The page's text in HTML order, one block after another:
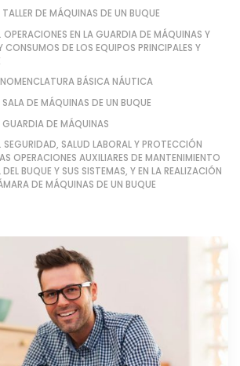
DE MÁQUINAS DE UN BUQUE
EN LA GUARDIA DE MÁQUINAS Y
CONSUMOS DE LOS EQUIPOS PRINCIPALES Y
BÁSICA NÁUTICA
DE MÁQUINAS DE UN BUQUE
DE MÁQUINAS
SALUD LABORAL Y PROTECCIÓN
OPERACIONES AUXILIARES DE MANTENIMIENTO
BUQUE Y SUS SISTEMAS, Y EN LA REALIZACIÓN
DE MÁQUINAS DE UN BUQUE